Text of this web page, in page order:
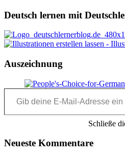
Deutsch lernen mit
Auszeichnung
Gib deine E-Mail-Adresse ein ...
Schließe
Neueste Kommentare